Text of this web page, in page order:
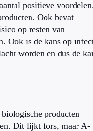
positieve
Ook bevat
op resten van
Ook is de kans op
worden en dus de
producten
Dit lijkt fors, maar A-